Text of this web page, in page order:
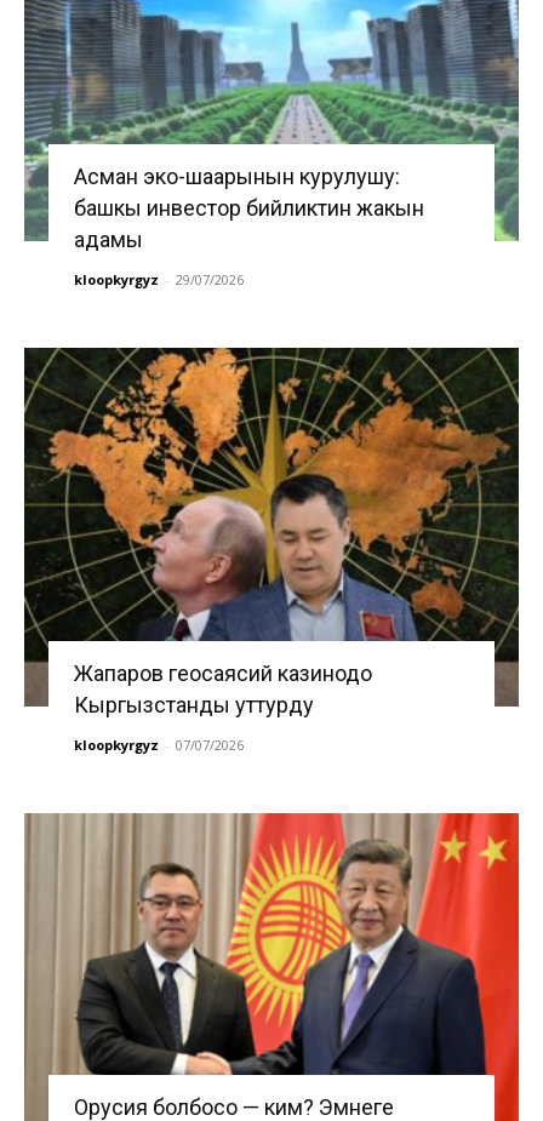
Асман эко-шаарынын курулушу:
башкы инвестор бийликтин жакын
адамы
kloopkyrgyz - 29/07/2026
Жапаров геосаясий казинодо
Кыргызстанды уттурду
kloopkyrgyz - 07/07/2026
Орусия болбосо — ким? Эмнеге